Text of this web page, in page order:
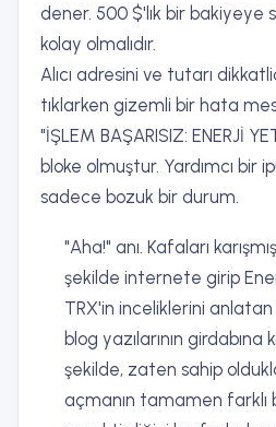
dener. 500 $'lık bir bakiyeye
kolay olmalıdır.
Alıcı adresini ve tutarı
tıklarken gizemli bir hata
"İŞLEM BAŞARISIZ: ENERJİ
bloke olmuştur. Yardımcı bir
sadece bozuk bir durum.
"Aha!" anı. Kafaları
şekilde internete girip
TRX'in inceliklerini anlatan
blog yazılarının girdabına
şekilde, zaten sahip
açmanın tamamen farklı